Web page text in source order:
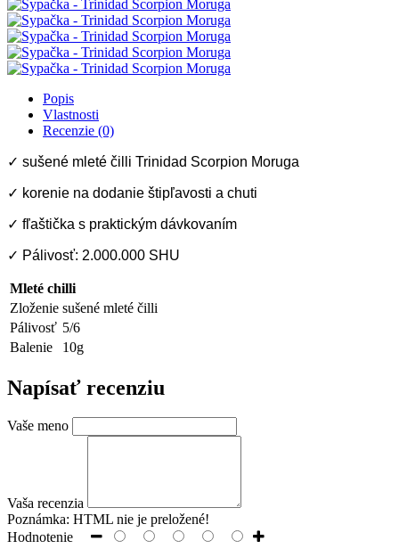
Popis
Vlastnosti
Recenzie (0)
✓ sušené mleté ​​čilli Trinidad Scorpion Moruga
✓ korenie na dodanie štipľavosti a chuti
✓ fľaštička s praktickým dávkovaním
✓ Pálivosť: 2.000.000 SHU
Mleté chilli
Zloženie sušené mleté čilli
Pálivosť 5/6
Balenie
10g
Napísať recenziu
Vaše meno
Vaša recenzia
Poznámka: HTML nie je preložené!
Hodnotenie